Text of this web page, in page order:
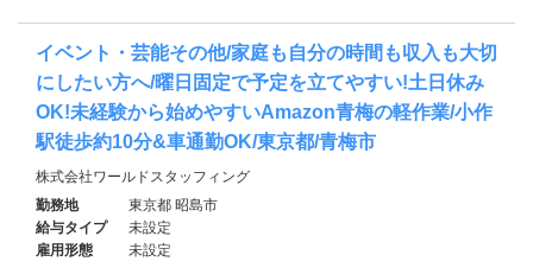
イベント・芸能その他/家庭も自分の時間も収入も大切
にしたい方へ/曜日固定で予定を立てやすい!土日休み
OK!未経験から始めやすいAmazon青梅の軽作業/小作
駅徒歩約10分&車通勤OK/東京都/青梅市
株式会社ワールドスタッフィング
勤務地
東京都 昭島市
給与タイプ
未設定
雇用形態
未設定